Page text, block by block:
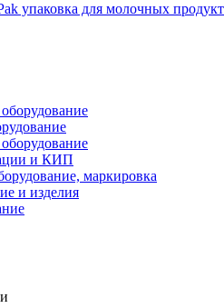
упаковка для молочных
и КИП
маркировка
и изделия